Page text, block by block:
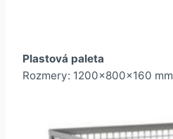
Plastová paleta
Rozmery: 1200x800x160 mm